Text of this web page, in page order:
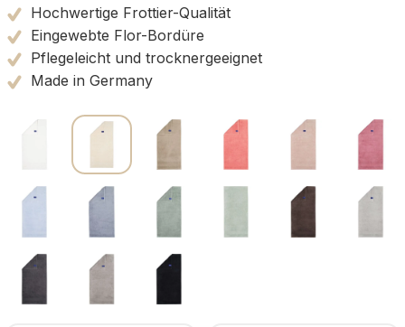
Hochwertige Frottier-Qualität
Eingewebte Flor-Bordüre
Pflegeleicht und trocknergeeignet
Made in Germany